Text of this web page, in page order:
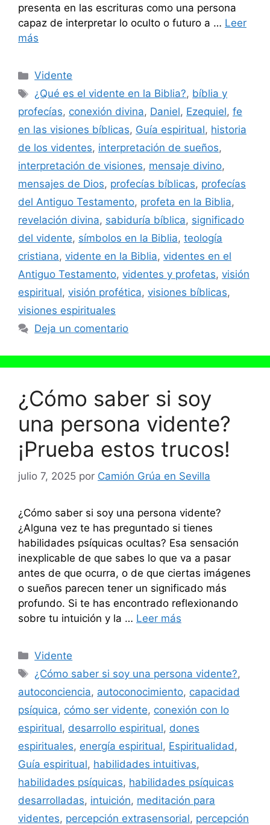
presenta en las escrituras como una persona
capaz de interpretar lo oculto o futuro a … Leer
más
Categorías
Vidente
Etiquetas
¿Qué es el vidente en la Biblia?, bíblia y
profecías, conexión divina, Daniel, Ezequiel, fe
en las visiones bíblicas, Guía espiritual, historia
de los videntes, interpretación de sueños,
interpretación de visiones, mensaje divino,
mensajes de Dios, profecías bíblicas, profecías
del Antiguo Testamento, profeta en la Biblia,
revelación divina, sabiduría bíblica, significado
del vidente, símbolos en la Biblia, teología
cristiana, vidente en la Biblia, videntes en el
Antiguo Testamento, videntes y profetas, visión
espiritual, visión profética, visiones bíblicas,
visiones espirituales
Deja un comentario
¿Cómo saber si soy
una persona vidente?
¡Prueba estos trucos!
julio 7, 2025 por Camión Grúa en Sevilla
¿Cómo saber si soy una persona vidente?
¿Alguna vez te has preguntado si tienes
habilidades psíquicas ocultas? Esa sensación
inexplicable de que sabes lo que va a pasar
antes de que ocurra, o de que ciertas imágenes
o sueños parecen tener un significado más
profundo. Si te has encontrado reflexionando
sobre tu intuición y la … Leer más
Categorías
Vidente
Etiquetas
¿Cómo saber si soy una persona vidente?,
autoconciencia, autoconocimiento, capacidad
psíquica, cómo ser vidente, conexión con lo
espiritual, desarrollo espiritual, dones
espirituales, energía espiritual, Espiritualidad ,
Guía espiritual, habilidades intuitivas,
habilidades psíquicas, habilidades psíquicas
desarrolladas, intuición, meditación para
videntes, percepción extrasensorial, percepción